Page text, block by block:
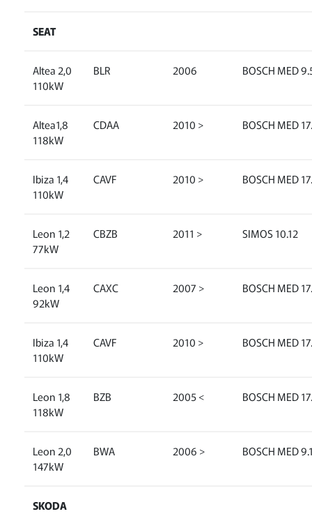
SEAT
Altea 2,0
110kW
BLR 2006 BOSCH MED
Altea1,8
118kW
CDAA 2010 > BOSCH MED
Ibiza 1,4
110kW
CAVF 2010 > BOSCH MED
Leon 1,2
77kW
CBZB 2011 > SIMOS 10.12
Leon 1,4
92kW
CAXC 2007 > BOSCH MED
Ibiza 1,4
110kW
CAVF 2010 > BOSCH MED
Leon 1,8
118kW
BZB 2005 < BOSCH MED
Leon 2,0
147kW
BWA 2006 > BOSCH MED
SKODA